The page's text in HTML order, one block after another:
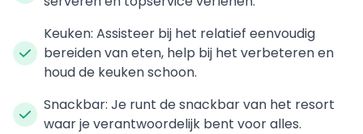
Keuken: Assisteer bij het relatief eenvoudig
bereiden van eten, help bij het verbeteren en
houd de keuken schoon.
Snackbar: Je runt de snackbar van het resort
waar je verantwoordelijk bent voor alles.